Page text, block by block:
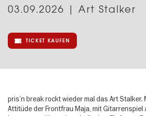
03.09.2026 | Art Stalker
TICKET KAUFEN
pris’n break rockt wieder mal das Art Stalker.
Attitüde der Frontfrau Maja, mit Gitarrenspiel